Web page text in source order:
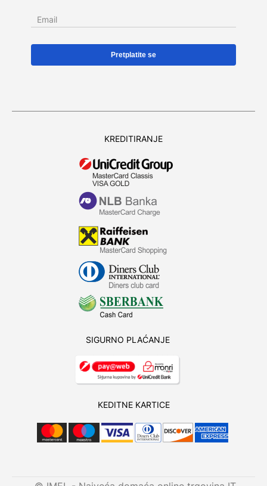
Email
KREDITIRANJE
SIGURNO PLAĆANJE
KEDITNE KARTICE